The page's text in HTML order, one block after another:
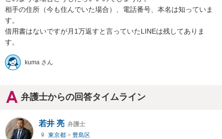
相手の住所（今も住んでいた場合）、電話番号、本名は知っていま
す。
借用書はないですが月1万返すと言っていたLINEは残してありま
す。
kuma さん
弁護士からの回答タイムライン
若井 亮 弁護士
東京都 > 豊島区